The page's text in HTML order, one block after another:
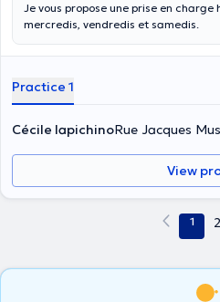
Je vous propose une prise en
mercredis, vendredis et samedis.
Practice 1
Cécile IapichinoRue Jacques
View
1 2